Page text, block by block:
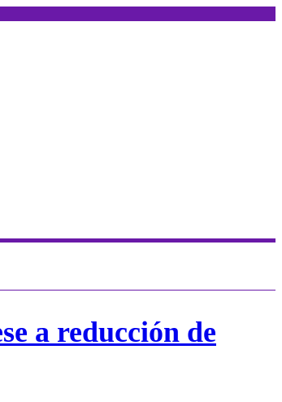
a reducción de